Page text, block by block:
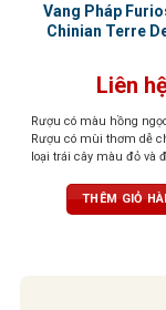
Vang Pháp
Chinian Terre
Liên
Rượu có màu hồng
Rượu có mùi thơm dễ
loại trái cây màu đỏ và
nhàng. Vòm miệng
cân đối và thể hiện rất
THÊM GIỎ